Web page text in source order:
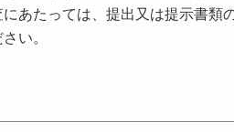
あたっては、提出又は提示書類
い。